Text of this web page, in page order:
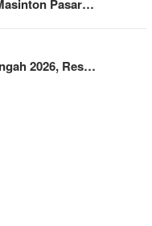
Pasar…
2026, Res…